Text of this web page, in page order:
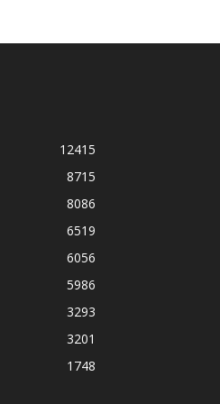
12415
8715
8086
6519
6056
5986
3293
3201
1748